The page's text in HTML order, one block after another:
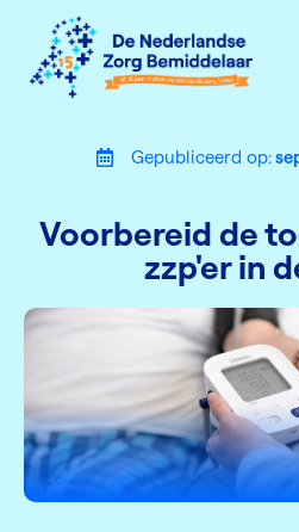
Gepubliceerd op:
Voorbereid de
zzp'er in